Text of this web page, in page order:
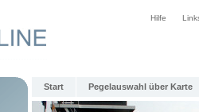
Hilfe
Start Pegelauswahl über Karte